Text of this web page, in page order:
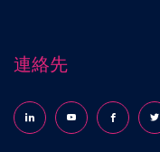
連絡先
Follow us on LinkedInFollow us on YouTube
Follow us